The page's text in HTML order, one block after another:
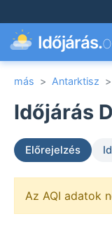
Időjárás.
más > Antarktisz >
Időjárás
Előrejelzés
Az AQI adatok